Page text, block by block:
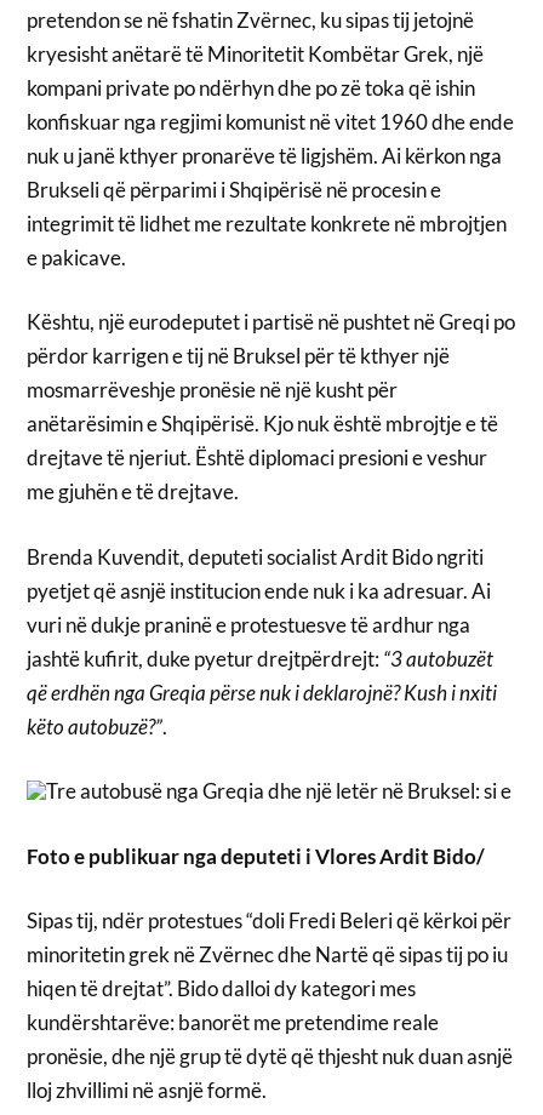
pretendon se në fshatin Zvërnec, ku sipas tij jetojnë
kryesisht anëtarë të Minoritetit Kombëtar Grek, një
kompani private po ndërhyn dhe po zë toka që ishin
konfiskuar nga regjimi komunist në vitet 1960 dhe ende
nuk u janë kthyer pronarëve të ligjshëm. Ai kërkon nga
Brukseli që përparimi i Shqipërisë në procesin e
integrimit të lidhet me rezultate konkrete në mbrojtjen
e pakicave.
Kështu, një eurodeputet i partisë në pushtet në Greqi po
përdor karrigen e tij në Bruksel për të kthyer një
mosmarrëveshje pronësie në një kusht për
anëtarësimin e Shqipërisë. Kjo nuk është mbrojtje e të
drejtave të njeriut. Është diplomaci presioni e veshur
me gjuhën e të drejtave.
Brenda Kuvendit, deputeti socialist Ardit Bido ngriti
pyetjet që asnjë institucion ende nuk i ka adresuar. Ai
vuri në dukje praninë e protestuesve të ardhur nga
jashtë kufirit, duke pyetur drejtpërdrejt:“3 autobuzët
që erdhën nga Greqia përse nuk i deklarojnë? Kush i nxiti
këto autobuzë?”.
Foto e publikuar nga deputeti i Vlores Ardit Bido/
Sipas tij, ndër protestues “doli Fredi Beleri që kërkoi për
minoritetin grek në Zvërnec dhe Nartë që sipas tij po iu
hiqen të drejtat”. Bido dalloi dy kategori mes
kundërshtarëve: banorët me pretendime reale
pronësie, dhe një grup të dytë që thjesht nuk duan asnjë
lloj zhvillimi në asnjë formë.